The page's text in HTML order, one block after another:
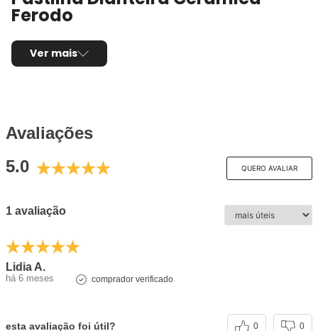
Ferodo
Montadora:
Modelo:S60
Posição de Montagem:
Sistema de freio compatível:
Teves
Comprimento:
156,30mm / 155,00mm
Espessura:
Utilização por veículo:
dianteiro
30648387, 31262506, 86349214, 2724011,
Ver mais
Avaliações
5.0
QUERO AVALIAR
1 avaliação
Lidia A.
há 6 meses comprador verificado
esta avaliação foi útil? 0 0